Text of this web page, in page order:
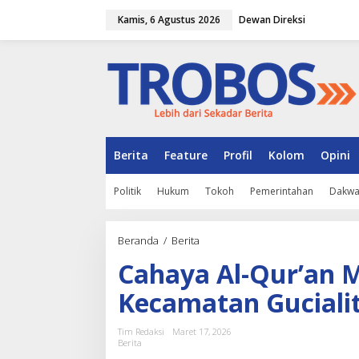
Kamis, 6 Agustus 2026 Dewan Direksi
Berita Feature Profil Kolom Opini
Politik Hukum Tokoh Pemerintahan
Beranda / Berita
h
a
y
a
A
Cahaya Al-Qur’an
Kecamatan
Tim Redaksi
Maret 17, 2026
Berita